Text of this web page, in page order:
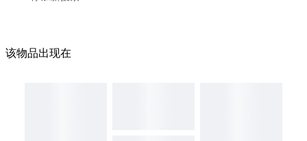
该物品出现在